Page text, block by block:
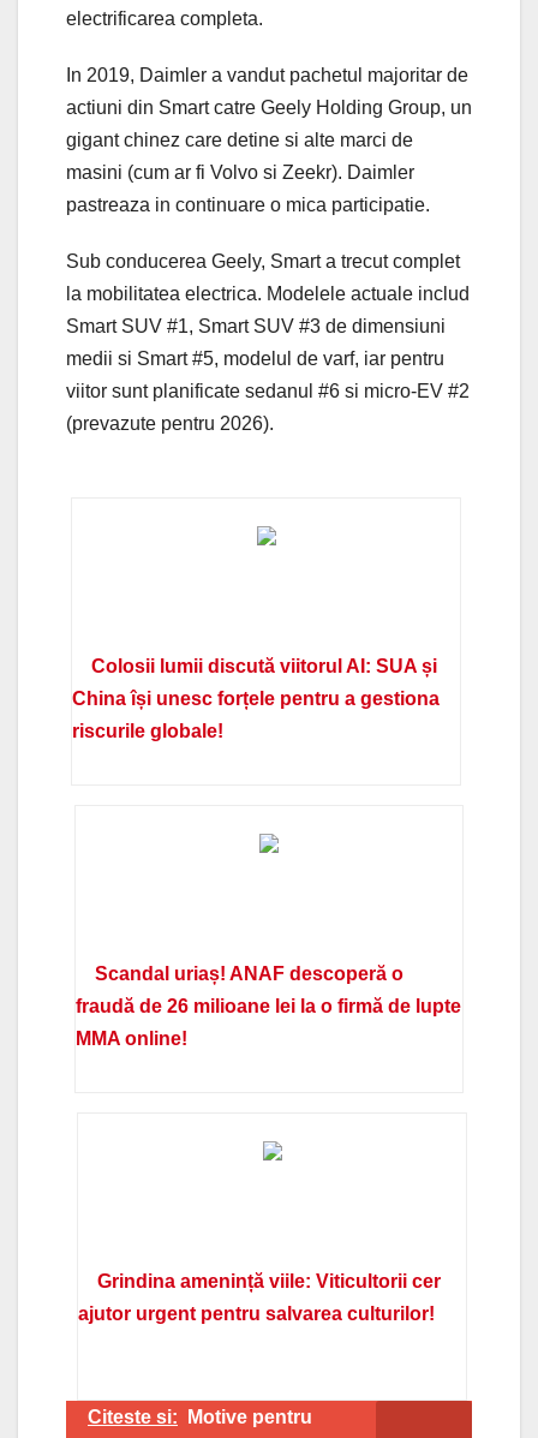
electrificarea completa.
In 2019, Daimler a vandut pachetul majoritar de
actiuni din Smart catre Geely Holding Group, un
gigant chinez care detine si alte marci de
masini (cum ar fi Volvo si Zeekr). Daimler
pastreaza in continuare o mica participatie.
Sub conducerea Geely, Smart a trecut complet
la mobilitatea electrica. Modelele actuale includ
Smart SUV #1, Smart SUV #3 de dimensiuni
medii si Smart #5, modelul de varf, iar pentru
viitor sunt planificate sedanul #6 si micro-EV #2
(prevazute pentru 2026).
Colosii lumii discută viitorul AI: SUA și
China își unesc forțele pentru a gestiona
riscurile globale!
Scandal uriaș! ANAF descoperă o
fraudă de 26 milioane lei la o firmă de lupte
MMA online!
Grindina amenință viile: Viticultorii cer
ajutor urgent pentru salvarea culturilor!
Citeste si:
Motive pentru